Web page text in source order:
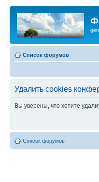
Список форумов
Удалить cookies
Вы уверены, что хотите
Список форумов